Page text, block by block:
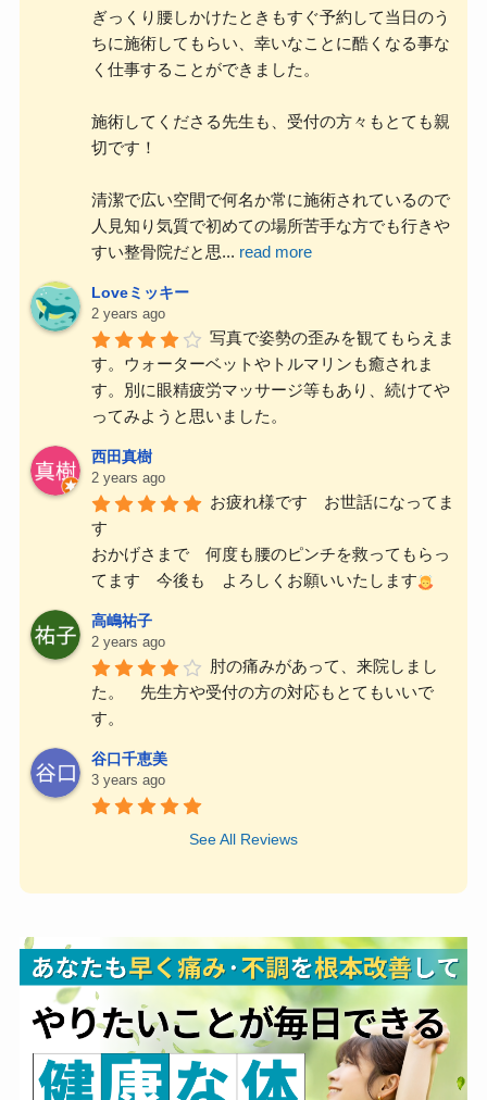
ぎっくり腰しかけたときもすぐ予約して当日のう
ちに施術してもらい、幸いなことに酷くなる事な
く仕事することができました。
施術してくださる先生も、受付の方々もとても親
切です！
清潔で広い空間で何名か常に施術されているので
人見知り気質で初めての場所苦手な方でも行きや
すい整骨院だと思... read more
Loveミッキー
2 years ago
写真で姿勢の歪みを観てもらえま
す。ウォーターベットやトルマリンも癒されま
す。別に眼精疲労マッサージ等もあり、続けてや
ってみようと思いました。
西田真樹
2 years ago
お疲れ様です　お世話になってま
す
おかげさまで　何度も腰のピンチを救ってもらっ
てます　今後も　よろしくお願いいたします
高嶋祐子
2 years ago
肘の痛みがあって、来院しまし
た。　先生方や受付の方の対応もとてもいいで
す。
谷口千恵美
3 years ago
See All Reviews